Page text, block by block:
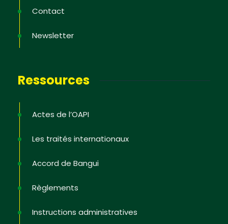
Contact
Newsletter
Ressources
Actes de l’OAPI
Les traités internationaux
Accord de Bangui
Règlements
Instructions administratives
Newsletter
Inscrivez-vous pour recevoir les dernières
défendre ses droits, des vidéos pédagogiques.